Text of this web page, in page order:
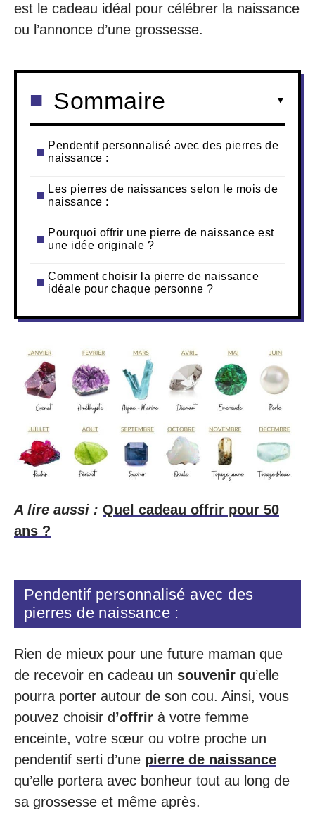
est le cadeau idéal pour célébrer la naissance
ou l’annonce d’une grossesse.
Sommaire
Pendentif personnalisé avec des pierres de
naissance :
Les pierres de naissances selon le mois de
naissance :
Pourquoi offrir une pierre de naissance est
une idée originale ?
Comment choisir la pierre de naissance
idéale pour chaque personne ?
A lire aussi : Quel cadeau offrir pour 50
ans ?
Pendentif personnalisé avec des
pierres de naissance :
Rien de mieux pour une future maman que
de recevoir en cadeau un souvenir qu’elle
pourra porter autour de son cou. Ainsi, vous
pouvez choisir d’offrir à votre femme
enceinte, votre sœur ou votre proche un
pendentif serti d’une pierre de naissance
qu’elle portera avec bonheur tout au long de
sa grossesse et même après.